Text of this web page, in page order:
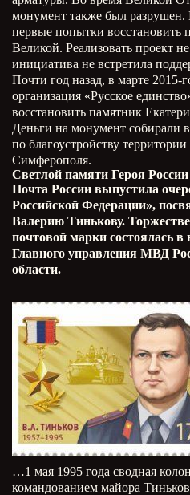
монумент также был
первые попытки восстановить
Великой. Реализовать проект
инициатива не встретила
Почти год назад, в марте 2015-
организация «Русское
восстановить памятник
Деньги на монумент собирали
по благоустройству
Симферополя.
Светлой памяти Героя России
Почта России выпустила
Российской Федерации»,
Валерию Тинькову.
почтовой марки состоялась в
Главного управления МВД
области.
…1 мая 1995 года сводная
командованием майора